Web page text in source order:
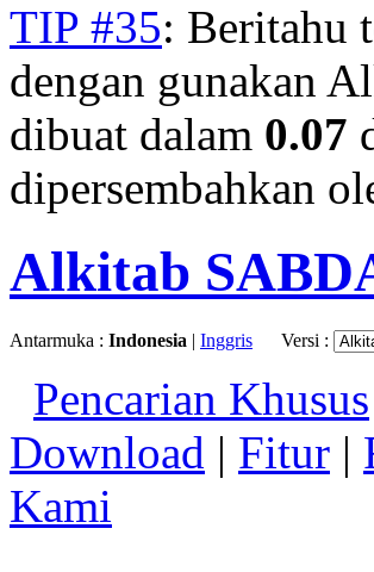
TIP #35: Beritahu
dengan gunakan
dibuat dalam 0.07
dipersembahkan
Alkitab
Antarmuka : Indonesia | Inggris Versi :
Pencarian Khusus
Download | Fitur |
Kami